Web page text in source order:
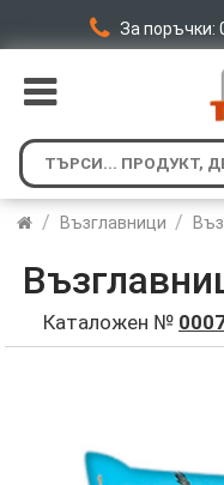
За поръчки:
/ Възглавници /
Каталожен №